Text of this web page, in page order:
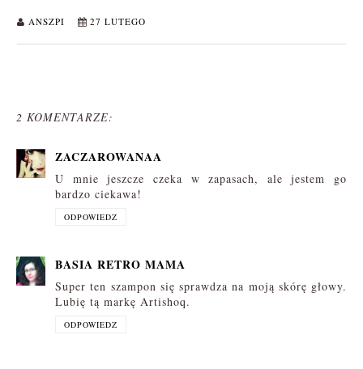
ANSZPI 27 LUTEGO
2 KOMENTARZE:
ZACZAROWANAA
U mnie jeszcze czeka w zapasach, ale jestem go
bardzo ciekawa!
ODPOWIEDZ
BASIA RETRO MAMA
Super ten szampon się sprawdza na moją skórę głowy.
Lubię tą markę Artishoq.
ODPOWIEDZ